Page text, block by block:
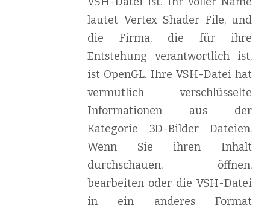
lautet Vertex Shader File, und
die Firma, die für ihre
Entstehung verantwortlich ist,
ist OpenGL. Ihre VSH-Datei hat
vermutlich verschlüsselte
Informationen aus der
Kategorie 3D-Bilder Dateien.
Wenn Sie ihren Inhalt
durchschauen, öffnen,
bearbeiten oder die VSH-Datei
in ein anderes Format